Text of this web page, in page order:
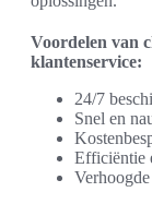
Voordelen van
klantenservice:
24/7
Snel en
Efficiëntie